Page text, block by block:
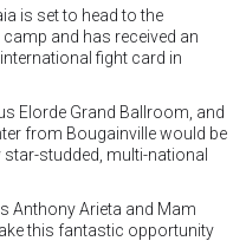
is set to head to the
and has received an
fight card in
Elorde Grand Ballroom, and
from Bougainville would be
studded, multi-national
Anthony Arieta and Mam
this fantastic opportunity